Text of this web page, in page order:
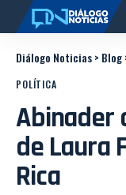
Diálogo Noticias> Blog
POLÍTICA
Abinader
de Laura
Rica